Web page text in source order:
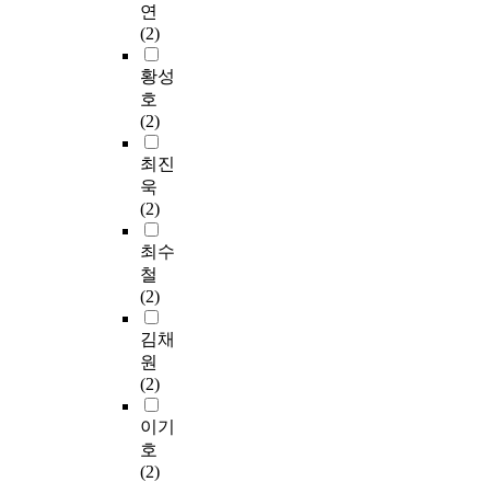
연
(2)
황성
호
(2)
최진
욱
(2)
최수
철
(2)
김채
원
(2)
이기
호
(2)